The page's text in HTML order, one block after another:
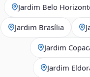
Jardim Belo
Jardim Brasília
Jardim
Jardim